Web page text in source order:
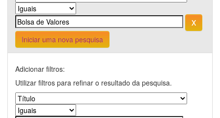
Iniciar uma nova pesquisa
Adicionar filtros:
Utilizar filtros para refinar o resultado da pesquisa.